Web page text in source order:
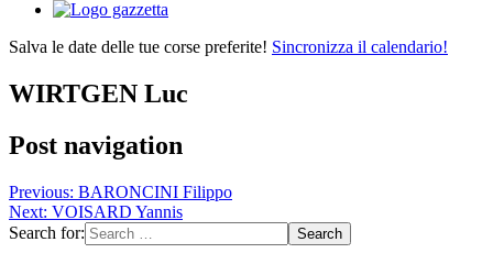
Salva le date delle tue corse preferite! Sincronizza il calendario!
WIRTGEN Luc
Post navigation
Previous: BARONCINI Filippo
Next: VOISARD Yannis
Search for: